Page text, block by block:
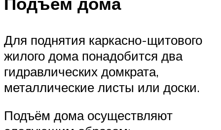
Для поднятия каркасно-щитового
жилого дома понадобится два
гидравлических домкрата,
металлические листы или доски.
Подъём дома осуществляют